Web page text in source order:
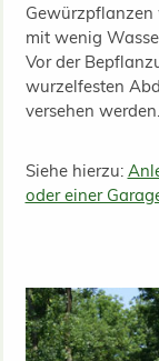
Gewürzpflanzen
mit wenig
Vor der
wurzelfesten
versehen werden.
Siehe hierzu:
oder einer